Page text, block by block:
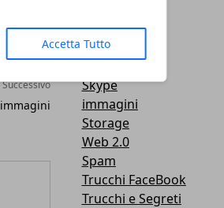
Accetta Tutto
3D
Messenger
Skype
immagini
Storage
Web 2.0
Spam
Trucchi FaceBook
Trucchi e Segreti